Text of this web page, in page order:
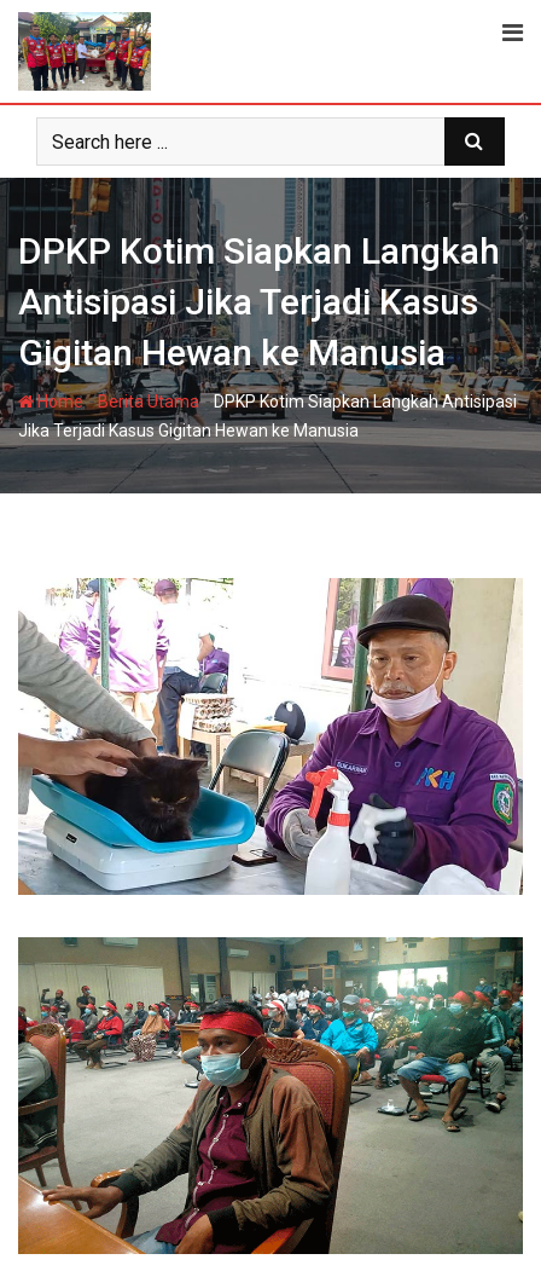
Skip
content
DPKP Kotim Siapkan Langkah
Antisipasi Jika Terjadi Kasus
Gigitan Hewan ke Manusia
Home-Berita Utama-DPKP Kotim Siapkan Langkah Antisipasi
Jika Terjadi Kasus Gigitan Hewan ke Manusia